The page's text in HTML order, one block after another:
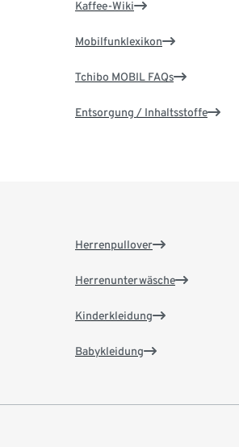
Kaffee-Wiki
Mobilfunklexikon
Tchibo MOBIL FAQs
Entsorgung / Inhaltsstoffe
Herrenpullover
Herrenunterwäsche
Kinderkleidung
Babykleidung